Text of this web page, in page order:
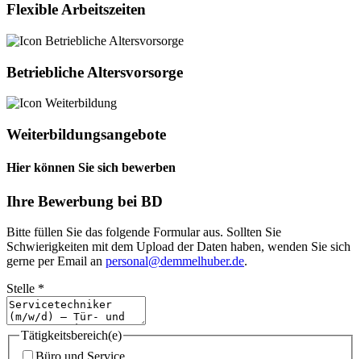
Flexible Arbeitszeiten
Betriebliche Altersvorsorge
Weiterbildungsangebote
Hier können Sie sich bewerben
Ihre Bewerbung bei BD
Bitte füllen Sie das folgende Formular aus. Sollten Sie
Schwierigkeiten mit dem Upload der Daten haben, wenden Sie sich
gerne per Email an personal@demmelhuber.de.
Stelle *
Tätigkeitsbereich(e)
Büro und Service